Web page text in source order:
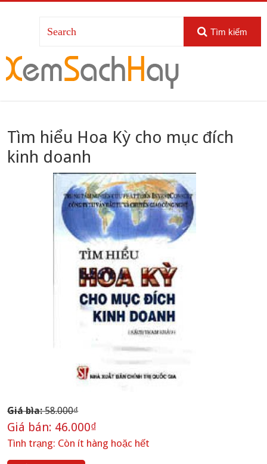
Tìm kiếm
Tìm hiểu Hoa Kỳ cho mục đích
kinh doanh
Giá bìa:58.000₫
Giá bán: 46.000₫
Tình trạng: Còn ít hàng hoặc hết